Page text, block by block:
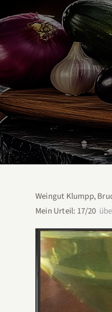
Weingut Klumpp,
Mein Urteil: 17/20